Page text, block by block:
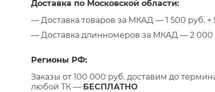
Доставка по Московской области:
— Доставка товаров за МКАД — 1 500 руб. +
— Доставка длинномеров за МКАД — 2 000
Регионы РФ:
Заказы от 100 000 руб. доставим до
любой ТК — БЕСПЛАТНО